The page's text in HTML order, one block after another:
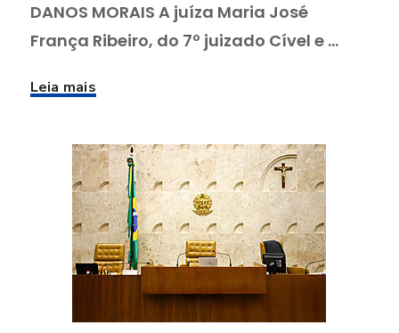
DANOS MORAIS A juíza Maria José
França Ribeiro, do 7º juizado Cível e ...
Leia mais